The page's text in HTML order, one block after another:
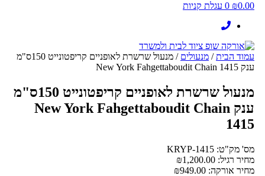
₪0.00
0 עגלת קניות
עמוד הבית/ מנעולים
/ מנעול שרשרת לאופניים קריפטונייט 150ס"מ
ענק New York Fahgettaboudit Chain 1415
מנעול שרשרת לאופניים קריפטונייט 150ס"מ
ענק New York Fahgettaboudit Chain
1415
מס' מק"ט: KRYP-1415
מחיר רגיל:
₪1,200.00
מחיר אורקה:
₪949.00